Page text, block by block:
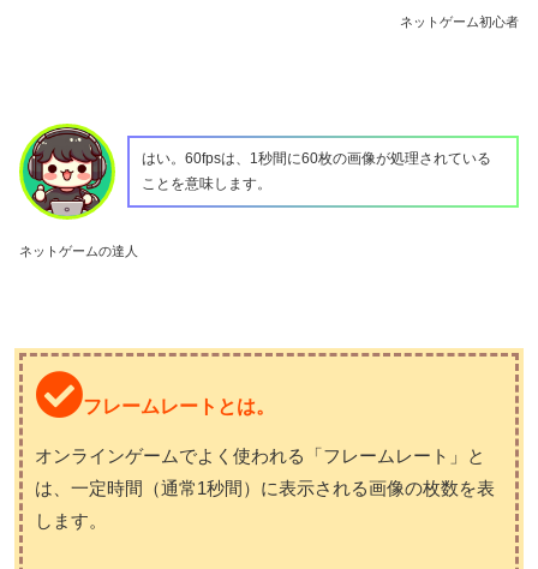
ネットゲーム初心者
ネットゲームの達人
はい。60fpsは、1秒間に60枚の画像が処理されている
ことを意味します。
フレームレートとは。
オンラインゲームでよく使われる「フレームレート」と
は、一定時間（通常1秒間）に表示される画像の枚数を表
します。